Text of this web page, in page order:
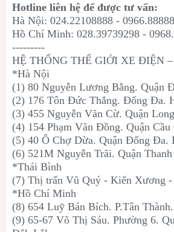
Hotline liên hệ để được tư vấn:
Hà Nội: 024.22108888 -
Hồ Chí Minh: 028.39739298 -
---------
HỆ THỐNG THẾ GIỚI XE ĐIỆN
*Hà Nội
(1) 80 Nguyễn Lương Bằng. Quận
(2) 176 Tôn Đức Thắng. Đống Đa.
(3) 455 Nguyễn Văn Cừ. Quận
(4) 154 Phạm Văn Đồng. Quận
(5) 40 Ô Chợ Dừa. Quận Đống Đa.
(6) 521M Nguyễn Trãi. Quận
*Thái Bình
(7) Thị trấn Vũ Quý - Kiến Xương
*Hồ Chí Minh
(8) 654 Luỹ Bán Bích. P.Tân
(9) 65-67 Võ Thị Sáu. Phường 6.